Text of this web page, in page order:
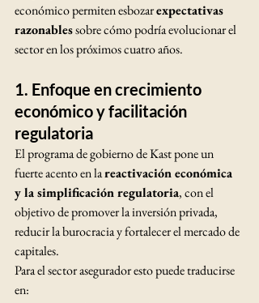
económico permiten esbozar expectativas
razonables sobre cómo podría evolucionar el
sector en los próximos cuatro años.
1. Enfoque en crecimiento
económico y facilitación
regulatoria
El programa de gobierno de Kast pone un
fuerte acento en la reactivación económica
y la simplificación regulatoria, con el
objetivo de promover la inversión privada,
reducir la burocracia y fortalecer el mercado de
capitales.
Para el sector asegurador esto puede traducirse
en: